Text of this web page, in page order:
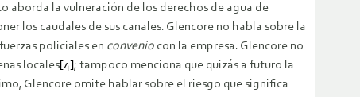
aborda la vulneración de los derechos de agua de
los caudales de sus canales. Glencore no habla sobre la
policiales en convenio con la empresa. Glencore no
locales[4]; tampoco menciona que quizás a futuro la
Glencore omite hablar sobre el riesgo que significa